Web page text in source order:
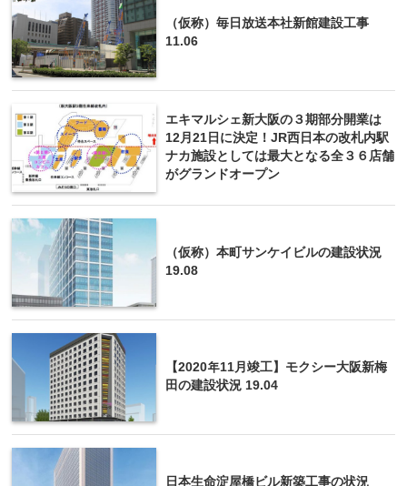
（仮称）毎日放送本社新館建設工事
11.06
エキマルシェ新大阪の３期部分開業は
12月21日に決定！JR西日本の改札内駅
ナカ施設としては最大となる全３６店舗
がグランドオープン
（仮称）本町サンケイビルの建設状況
19.08
【2020年11月竣工】モクシー大阪新梅
田の建設状況 19.04
日本生命淀屋橋ビル新築工事の状況